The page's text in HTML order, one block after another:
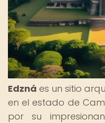
Edzná es un sitio
en el estado de
por su